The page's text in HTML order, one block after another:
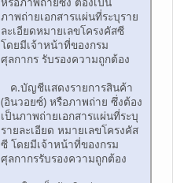
ภาพถ่ายเอกสารแผ่นที่ระบุราย
ละเอียดหมายเลขโครงคัสซี
โดยมีเจ้าหน้าที่ของกรม
ศุลกากร รับรองความถูกต้อง
ค.บัญชีแสดงรายการสินค้า
(อินวอยซ์) หรือภาพถ่าย ซึ่งต้อง
เป็นภาพถ่ายเอกสารแผ่นที่ระบุ
รายละเอียด หมายเลขโครงคัส
ซี โดยมีเจ้าหน้าที่ของกรม
ศุลกากรรับรองความถูกต้อง